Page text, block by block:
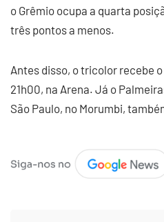
o Grêmio ocupa a quarta
três pontos a menos.
Antes disso, o tricolor recebe
21h00, na Arena. Já o
São Paulo, no Morumbi,